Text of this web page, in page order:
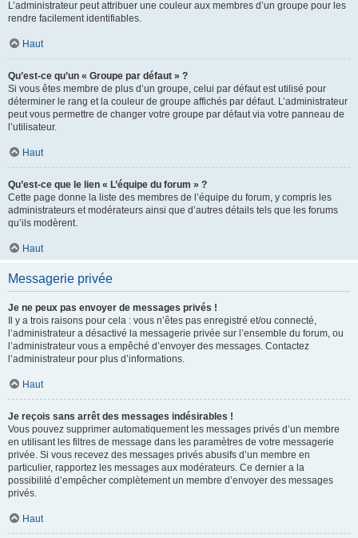
L’administrateur peut attribuer une couleur aux membres d’un groupe pour les
rendre facilement identifiables.
Haut
Qu’est-ce qu’un « Groupe par défaut » ?
Si vous êtes membre de plus d’un groupe, celui par défaut est utilisé pour
déterminer le rang et la couleur de groupe affichés par défaut. L’administrateur
peut vous permettre de changer votre groupe par défaut via votre panneau de
l’utilisateur.
Haut
Qu’est-ce que le lien « L’équipe du forum » ?
Cette page donne la liste des membres de l’équipe du forum, y compris les
administrateurs et modérateurs ainsi que d’autres détails tels que les forums
qu’ils modèrent.
Haut
Messagerie privée
Je ne peux pas envoyer de messages privés !
Il y a trois raisons pour cela : vous n’êtes pas enregistré et/ou connecté,
l’administrateur a désactivé la messagerie privée sur l’ensemble du forum, ou
l’administrateur vous a empêché d’envoyer des messages. Contactez
l’administrateur pour plus d’informations.
Haut
Je reçois sans arrêt des messages indésirables !
Vous pouvez supprimer automatiquement les messages privés d’un membre
en utilisant les filtres de message dans les paramètres de votre messagerie
privée. Si vous recevez des messages privés abusifs d’un membre en
particulier, rapportez les messages aux modérateurs. Ce dernier a la
possibilité d’empêcher complètement un membre d’envoyer des messages
privés.
Haut